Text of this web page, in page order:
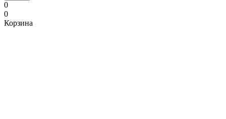
0
0
Корзина